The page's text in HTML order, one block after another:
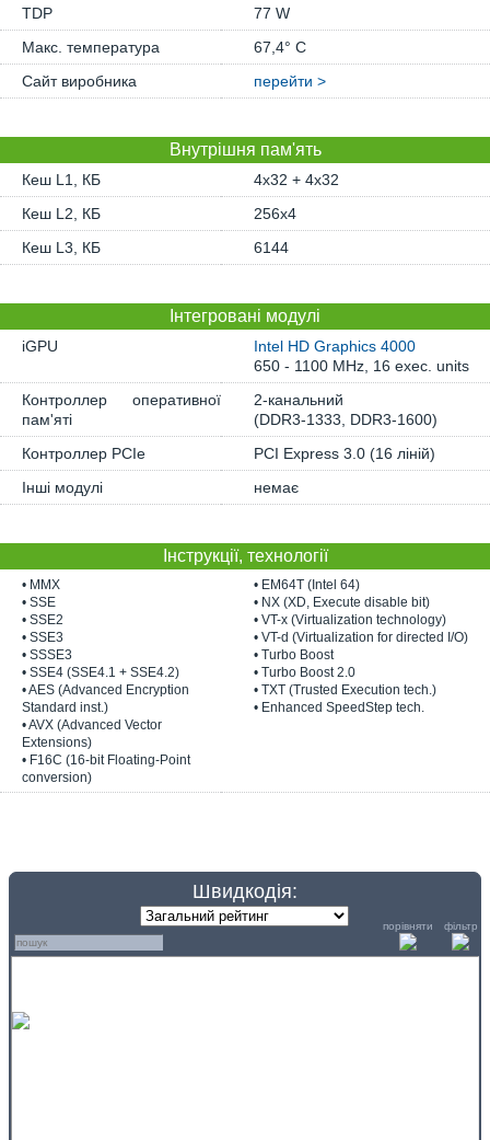
TDP
77 W
Макс. температура
67,4° C
Сайт виробника
перейти >
Внутрішня пам'ять
Кеш L1, КБ
4x32 + 4x32
Кеш L2, КБ
256x4
Кеш L3, КБ
6144
Інтегровані модулі
iGPU
Intel HD Graphics 4000
650 - 1100 MHz, 16 exec. units
Контроллер оперативної
пам'яті
2-канальний
(DDR3-1333, DDR3-1600)
Контроллер PCIe
PCI Express 3.0 (16 ліній)
Інші модулі
немає
Інструкції, технології
• MMX
• SSE
• SSE2
• SSE3
• SSSE3
• SSE4 (SSE4.1 + SSE4.2)
• AES (Advanced Encryption
Standard inst.)
• AVX (Advanced Vector
Extensions)
• F16C (16-bit Floating-Point
conversion)
• EM64T (Intel 64)
• NX (XD, Execute disable bit)
• VT-x (Virtualization technology)
• VT-d (Virtualization for directed I/O)
• Turbo Boost
• Turbo Boost 2.0
• TXT (Trusted Execution tech.)
• Enhanced SpeedStep tech.
Швидкодія:
порівняти фільтр